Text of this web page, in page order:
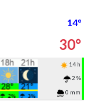
14°
30°
14 h
2 %
0 mm